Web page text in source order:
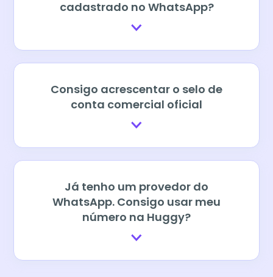
cadastrado no WhatsApp?
Consigo acrescentar o selo de
conta comercial oficial
Já tenho um provedor do
WhatsApp. Consigo usar meu
número na Huggy?